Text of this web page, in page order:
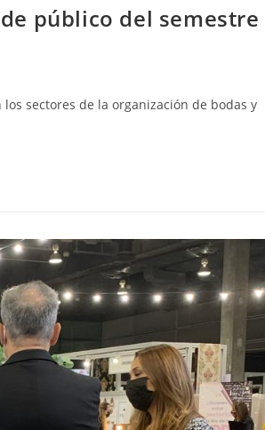
público del semestre
sectores de la organización de bodas y